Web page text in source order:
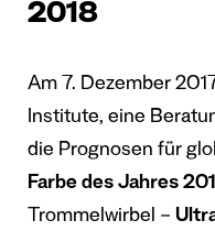
2018
Am 7. Dezember
Institute, eine
die Prognosen für
Farbe des Jahres
Trommelwirbel –